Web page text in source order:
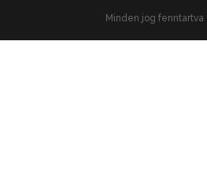
Minden jog